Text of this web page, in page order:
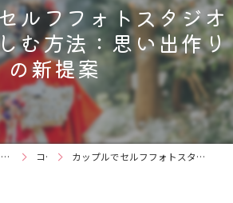
ルフフォトスタジオ
む方法：思い出作り
の新提案
大阪のフォトスタジオなら写真スタジオShamoe コラム カップルでセルフフォトスタジオを最大限楽しむ方法：思い出作りの新提案